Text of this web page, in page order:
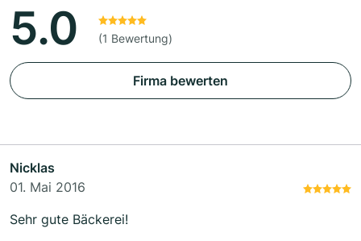
5.0 (1 Bewertung)
Firma bewerten
Nicklas
01. Mai 2016
Sehr gute Bäckerei!